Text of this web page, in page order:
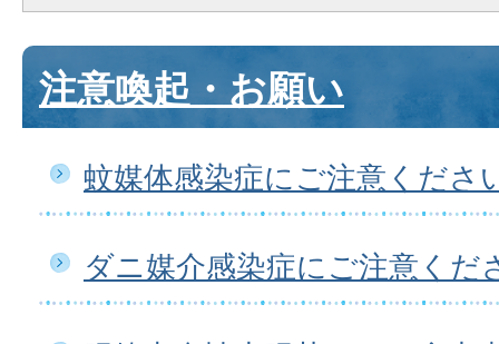
注意喚起・お願い
蚊媒体感染症にご注意くださ
ダニ媒介感染症にご注意くだ